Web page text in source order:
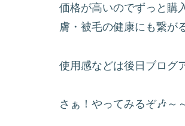
価格が高いのでずっと購
膚・被毛の健康にも繋が
使用感などは後日ブログ
さぁ！やってみるぞ🎶～